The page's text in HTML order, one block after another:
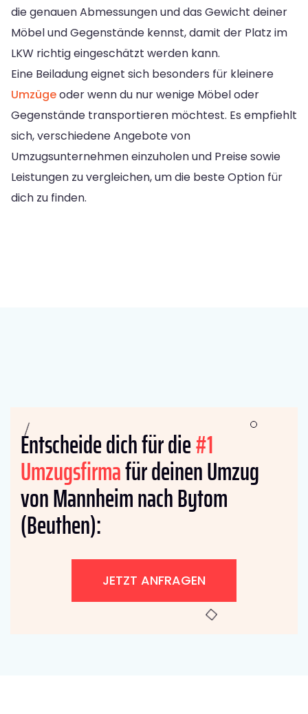
die genauen Abmessungen und das Gewicht deiner
Möbel und Gegenstände kennst, damit der Platz im
LKW richtig eingeschätzt werden kann.
Eine Beiladung eignet sich besonders für kleinere
Umzügeoder wenn du nur wenige Möbel oder
Gegenstände transportieren möchtest. Es empfiehlt
sich, verschiedene Angebote von
Umzugsunternehmen einzuholen und Preise sowie
Leistungen zu vergleichen, um die beste Option für
dich zu finden.
Entscheide dich für die#1
Umzugsfirmafür deinen Umzug
von Mannheim nach Bytom
(Beuthen):
JETZT ANFRAGEN